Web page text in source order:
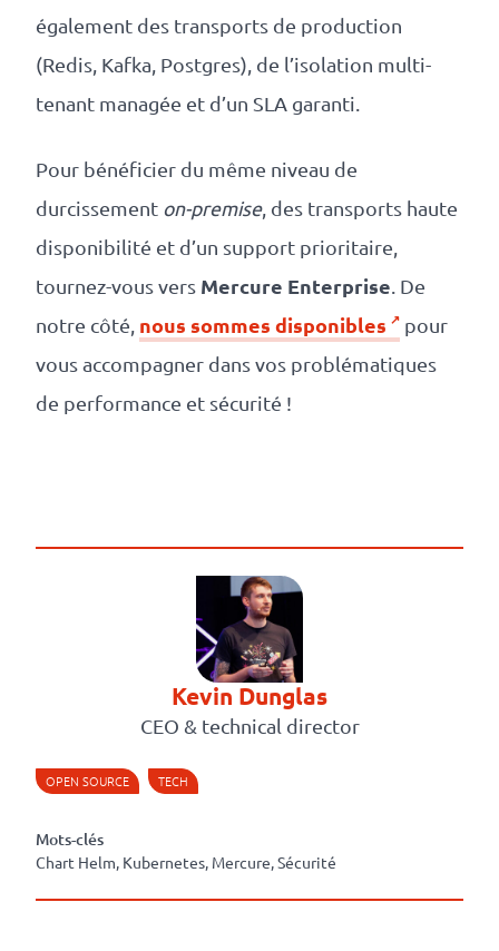
également des transports de production
(Redis, Kafka, Postgres), de l’isolation multi-
tenant managée et d’un SLA garanti.
Pour bénéficier du même niveau de
durcissement on-premise, des transports haute
disponibilité et d’un support prioritaire,
tournez-vous vers Mercure Enterprise. De
notre côté, nous sommes disponibles
pour
vous accompagner dans vos problématiques
de performance et sécurité !
Kevin Dunglas
CEO & technical director
OPEN SOURCE TECH
Mots-clés
Chart Helm, Kubernetes, Mercure, Sécurité